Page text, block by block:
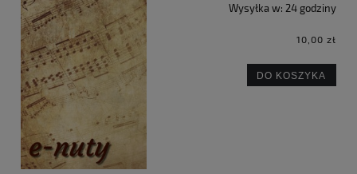
Wysyłka w: 24 godziny
10,00 zł
DO KOSZYKA